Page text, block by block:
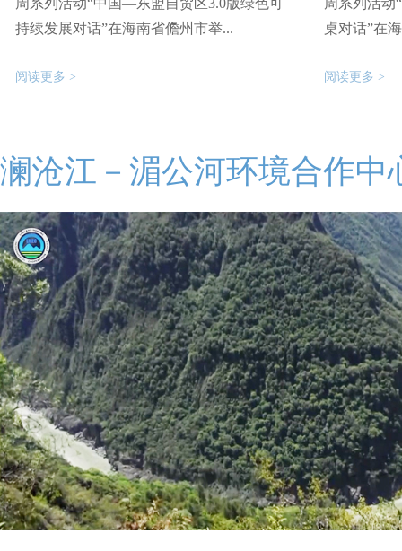
周系列活动“中国—东盟自贸区3.0版绿色可
持续发展对话”在海南省儋州市举...
阅读更多 >
周系列活
桌对话”在
阅读更多 >
澜沧江－湄公河环境合作中